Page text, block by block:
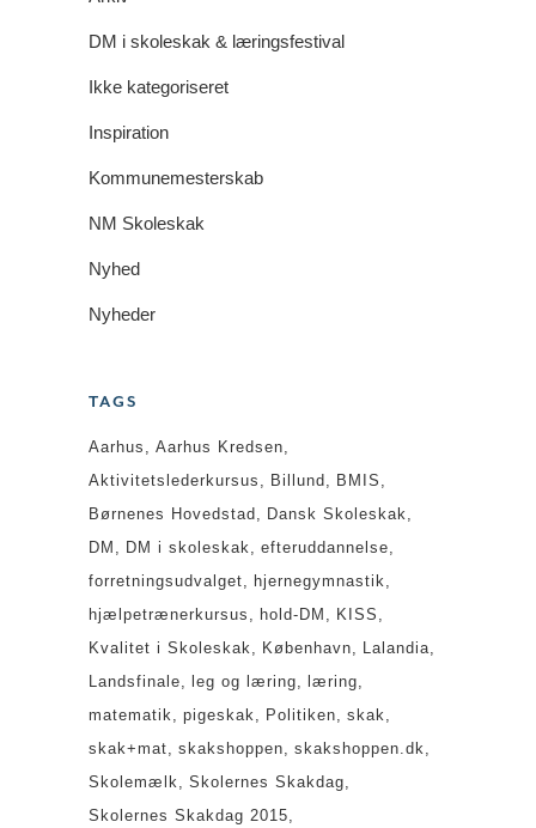
DM i skoleskak & læringsfestival
Ikke kategoriseret
Inspiration
Kommunemesterskab
NM Skoleskak
Nyhed
Nyheder
TAGS
Aarhus
Aarhus Kredsen
Aktivitetslederkursus
Billund
BMIS
Børnenes Hovedstad
Dansk Skoleskak
DM
DM i skoleskak
efteruddannelse
forretningsudvalget
hjernegymnastik
hjælpetrænerkursus
hold-DM
KISS
Kvalitet i Skoleskak
København
Lalandia
Landsfinale
leg og læring
læring
matematik
pigeskak Politiken
skak
skak+mat
skakshoppen
skakshoppen.dk
Skolemælk
Skolernes Skakdag
Skolernes Skakdag 2015